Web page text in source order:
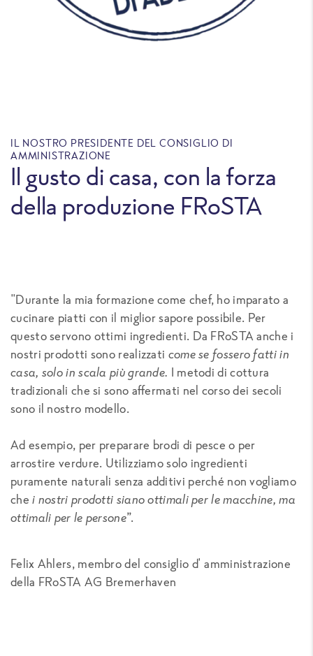
IL NOSTRO PRESIDENTE DEL CONSIGLIO DI
AMMINISTRAZIONE
Il gusto di casa, con la forza
della produzione FRoSTA
"Durante la mia formazione come chef, ho imparato a
cucinare piatti con il miglior sapore possibile. Per
questo servono ottimi ingredienti. Da FRoSTA anche i
nostri prodotti sono realizzati come se fossero fatti in
casa, solo in scala più grande. I metodi di cottura
tradizionali che si sono affermati nel corso dei secoli
sono il nostro modello.
Ad esempio, per preparare brodi di pesce o per
arrostire verdure. Utilizziamo solo ingredienti
puramente naturali senza additivi perché non vogliamo
chei nostri prodotti siano ottimali per le macchine, ma
ottimali per le persone”.
Felix Ahlers, membro del consiglio d' amministrazione
della FRoSTA AG Bremerhaven